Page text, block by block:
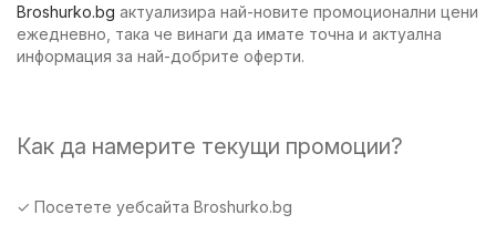
Broshurko.bg актуализира най-новите промоционални цени
ежедневно, така че винаги да имате точна и актуална
информация за най-добрите оферти.
Как да намерите текущи промоции?
✓ Посетете уебсайта Broshurko.bg